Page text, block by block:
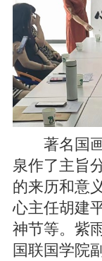
著名国
泉作了主旨
的来历和意
心主任胡建
神节等。紫
国联国学院